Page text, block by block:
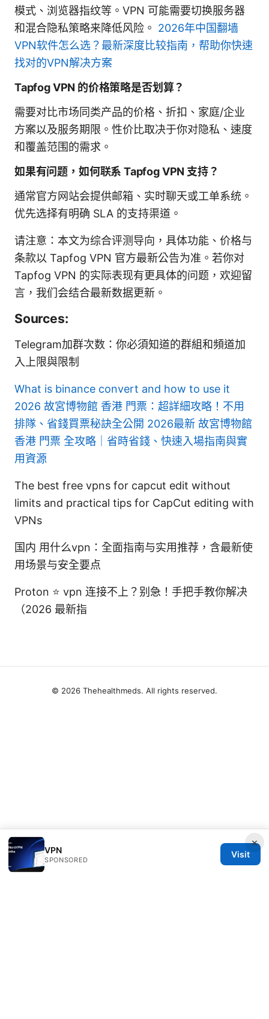
模式、浏览器指纹等。VPN 可能需要切换服务器
和混合隐私策略来降低风险。 2026年中国翻墙
VPN软件怎么选？最新深度比较指南，帮助你快速
找对的VPN解决方案
Tapfog VPN 的价格策略是否划算？
需要对比市场同类产品的价格、折扣、家庭/企业
方案以及服务期限。性价比取决于你对隐私、速度
和覆盖范围的需求。
如果有问题，如何联系 Tapfog VPN 支持？
通常官方网站会提供邮箱、实时聊天或工单系统。
优先选择有明确 SLA 的支持渠道。
请注意：本文为综合评测导向，具体功能、价格与
条款以 Tapfog VPN 官方最新公告为准。若你对
Tapfog VPN 的实际表现有更具体的问题，欢迎留
言，我们会结合最新数据更新。
Sources:
Telegram加群次数：你必須知道的群組和頻道加
入上限與限制
What is binance convert and how to use it
2026 故宮博物館 香港 門票：超詳細攻略！不用
排隊、省錢買票秘訣全公開 2026最新 故宮博物館
香港 門票 全攻略｜省時省錢、快速入場指南與實
用資源
The best free vpns for capcut edit without
limits and practical tips for CapCut editing with
VPNs
国内 用什么vpn：全面指南与实用推荐，含最新使
用场景与安全要点
Proton ⭐ vpn 连接不上？别急！手把手教你解决
（2026 最新指
×
VPN
SPONSORED
Visit
© 2026 Thehealthmeds. All rights reserved.